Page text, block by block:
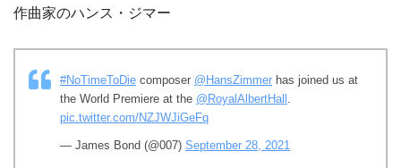
作曲家のハンス・ジマー
#NoTimeToDie composer @HansZimmer has joined us at
the World Premiere at the @RoyalAlbertHall
pic.twitter.com/NZJWJiGeFq
— James Bond (@007) September 28, 2021